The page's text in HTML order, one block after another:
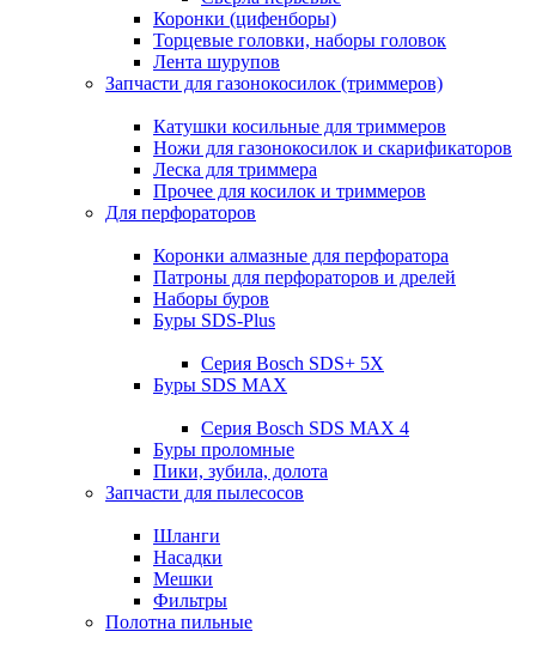
Коронки (цифенборы)
Торцевые головки, наборы головок
Лента шурупов
Запчасти для газонокосилок (триммеров)
Катушки косильные для триммеров
Ножи для газонокосилок и скарификаторов
Леска для триммера
Прочее для косилок и триммеров
Для перфораторов
Коронки алмазные для перфоратора
Патроны для перфораторов и дрелей
Наборы буров
Буры SDS-Plus
Серия Bosch SDS+ 5X
Буры SDS MAX
Серия Bosch SDS MAX 4
Буры проломные
Пики, зубила, долота
Запчасти для пылесосов
Шланги
Насадки
Мешки
Фильтры
Полотна пильные